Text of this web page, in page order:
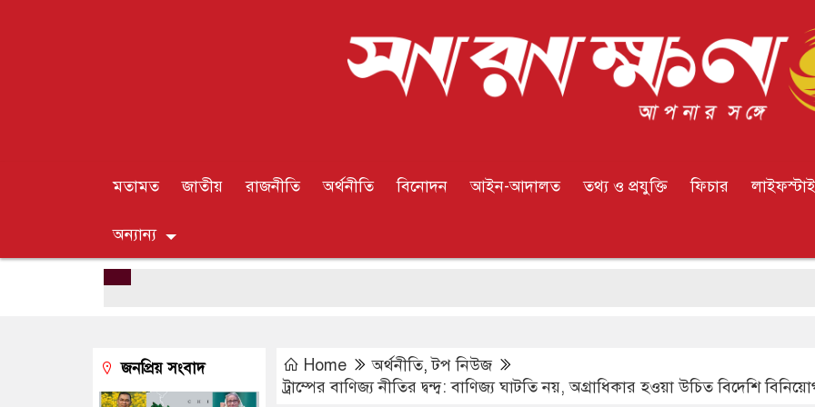
মতামত জাতীয় রাজনীতি অর্থনীতি বিনোদন আইন-আদালত তথ্য ও প্রযুক্তি ফিচার
অন্যান্য
Home অর্থনীতি,টপ নিউজ
ট্রাম্পের বাণিজ্য নীতির দ্বন্দ্ব: বাণিজ্য ঘাটতি নয়, অগ্রাধিকার হওয়া উচিত বিদেশি
জনপ্রিয় সংবাদ